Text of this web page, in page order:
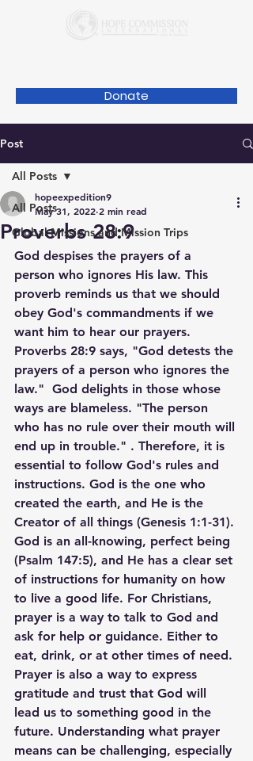
Donate
Post
All Posts
Global Missions and Mission Trips
All Posts
Proverbs 28:9
hopeexpedition9
May 31, 2022 2 min read
God despises the prayers of a
person who ignores His law. This
proverb reminds us that we should
obey God's commandments if we
want him to hear our prayers.
Proverbs 28:9 says, "God detests the
prayers of a person who ignores the
law."  God delights in those whose
ways are blameless. "The person
who has no rule over their mouth will
end up in trouble." . Therefore, it is
essential to follow God's rules and
instructions. God is the one who
created the earth, and He is the
Creator of all things (Genesis 1:1-31).
God is an all-knowing, perfect being
(Psalm 147:5), and He has a clear set
of instructions for humanity on how
to live a good life. For Christians,
prayer is a way to talk to God and
ask for help or guidance. Either to
eat, drink, or at other times of need.
Prayer is also a way to express
gratitude and trust that God will
lead us to something good in the
future. Understanding what prayer
means can be challenging, especially